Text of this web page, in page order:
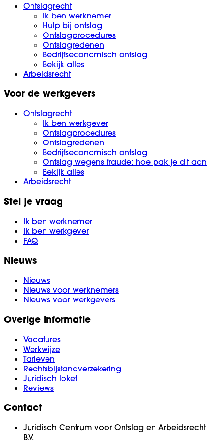
Ontslagrecht
Ik ben werknemer
Hulp bij ontslag
Ontslagprocedures
Ontslagredenen
Bedrijfseconomisch ontslag
Bekijk alles
Arbeidsrecht
Voor de werkgevers
Ontslagrecht
Ik ben werkgever
Ontslagprocedures
Ontslagredenen
Bedrijfseconomisch ontslag
Ontslag wegens fraude: hoe pak je dit aan
Bekijk alles
Arbeidsrecht
Stel je vraag
Ik ben werknemer
Ik ben werkgever
FAQ
Nieuws
Nieuws
Nieuws voor werknemers
Nieuws voor werkgevers
Overige informatie
Vacatures
Werkwijze
Tarieven
Rechtsbijstandverzekering
Juridisch loket
Reviews
Contact
Juridisch Centrum voor Ontslag en Arbeidsrecht
B.V.